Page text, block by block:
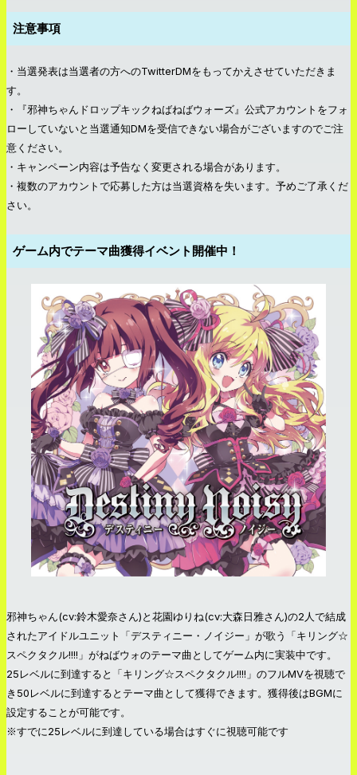
注意事項
・当選発表は当選者の方へのTwitterDMをもってかえさせていただきま
す。
・『邪神ちゃんドロップキックねばねばウォーズ』公式アカウントをフォ
ローしていないと当選通知DMを受信できない場合がございますのでご注
意ください。
・キャンペーン内容は予告なく変更される場合があります。
・複数のアカウントで応募した方は当選資格を失います。予めご了承くだ
さい。
ゲーム内でテーマ曲獲得イベント開催中！
邪神ちゃん(cv:鈴木愛奈さん)と花園ゆりね(cv:大森日雅さん)の2人で結成
されたアイドルユニット「デスティニー・ノイジー」が歌う「キリング☆
スペクタクル!!!!」がねばウォのテーマ曲としてゲーム内に実装中です。
25レベルに到達すると「キリング☆スペクタクル!!!!」のフルMVを視聴で
き50レベルに到達するとテーマ曲として獲得できます。獲得後はBGMに
設定することが可能です。
※すでに25レベルに到達している場合はすぐに視聴可能です